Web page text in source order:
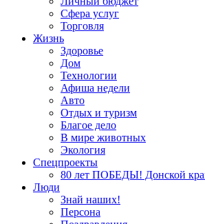
Сфера услуг
Торговля
Жизнь
Здоровье
Дом
Технологии
Афиша недели
Авто
Отдых и туризм
Благое дело
В мире животных
Экология
Спецпроекты
80 лет ПОБЕДЫ! Донской
Люди
Знай наших!
Персона